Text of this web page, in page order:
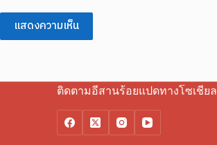
แสดงความเห็น
ติดตามอีสานร้อยแปดทางโซเชียล